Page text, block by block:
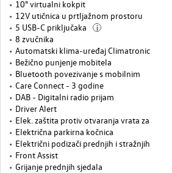
10" virtualni kokpit
12V utičnica u prtljažnom prostoru
5 USB-C priključaka
i
8 zvučnika
Automatski klima-uređaj Climatronic
Bežično punjenje mobitela
Bluetooth povezivanje s mobilnim
Care Connect - 3 godine
DAB - Digitalni radio prijam
Driver Alert
Elek. zaštita protiv otvaranja vrata za
Električna parkirna kočnica
Električni podizači prednjih i stražnjih
Front Assist
Grijanje prednjih sjedala